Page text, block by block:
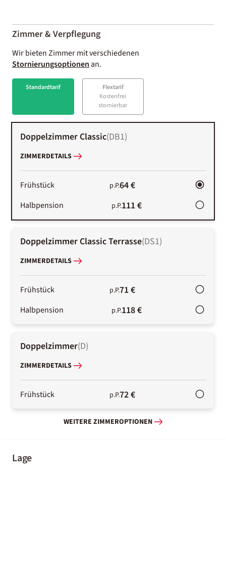
01-02
Zimmer & Verpflegung
Wir bieten Zimmer mit verschiedenen
Stornierungsoptionenan.
Standardtarif
Flextarif
Kostenfrei
stornierbar
Doppelzimmer Classic(DB1)
ZIMMERDETAILS
Frühstück p.P.64 €
Halbpension p.P.111 €
Doppelzimmer Classic Terrasse(DS1)
ZIMMERDETAILS
Frühstück p.P.71 €
Halbpension p.P.118 €
Doppelzimmer(D)
ZIMMERDETAILS
Frühstück p.P.72 €
WEITERE ZIMMEROPTIONEN
Lage